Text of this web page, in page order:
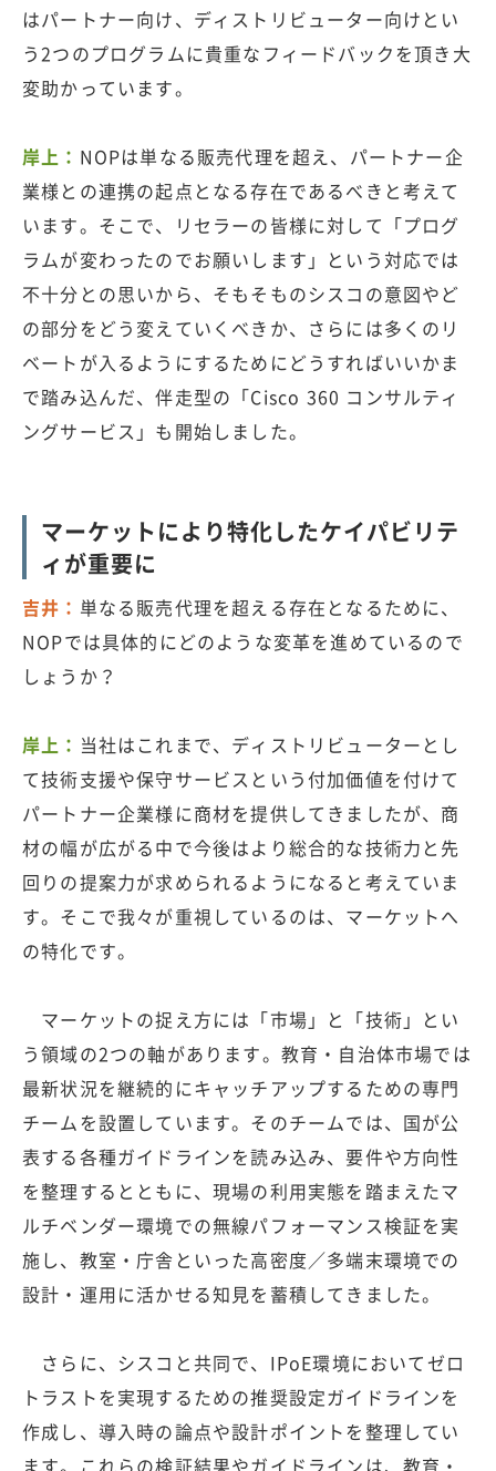
はパートナー向け、ディストリビューター向けとい
う2つのプログラムに貴重なフィードバックを頂き大
変助かっています。
岸上： NOPは単なる販売代理を超え、パートナー企
業様との連携の起点となる存在であるべきと考えて
います。そこで、リセラーの皆様に対して「プログ
ラムが変わったのでお願いします」という対応では
不十分との思いから、そもそものシスコの意図やど
の部分をどう変えていくべきか、さらには多くのリ
ベートが入るようにするためにどうすればいいかま
で踏み込んだ、伴走型の「Cisco 360 コンサルティ
ングサービス」も開始しました。
マーケットにより特化したケイパビリテ
ィが重要に
吉井： 単なる販売代理を超える存在となるために、
NOPでは具体的にどのような変革を進めているので
しょうか？
岸上： 当社はこれまで、ディストリビューターとし
て技術支援や保守サービスという付加価値を付けて
パートナー企業様に商材を提供してきましたが、商
材の幅が広がる中で今後はより総合的な技術力と先
回りの提案力が求められるようになると考えていま
す。そこで我々が重視しているのは、マーケットへ
の特化です。
マーケットの捉え方には「市場」と「技術」とい
う領域の2つの軸があります。教育・自治体市場では
最新状況を継続的にキャッチアップするための専門
チームを設置しています。そのチームでは、国が公
表する各種ガイドラインを読み込み、要件や方向性
を整理するとともに、現場の利用実態を踏まえたマ
ルチベンダー環境での無線パフォーマンス検証を実
施し、教室・庁舎といった高密度／多端末環境での
設計・運用に活かせる知見を蓄積してきました。
さらに、シスコと共同で、IPoE環境においてゼロ
トラストを実現するための推奨設定ガイドラインを
作成し、導入時の論点や設計ポイントを整理してい